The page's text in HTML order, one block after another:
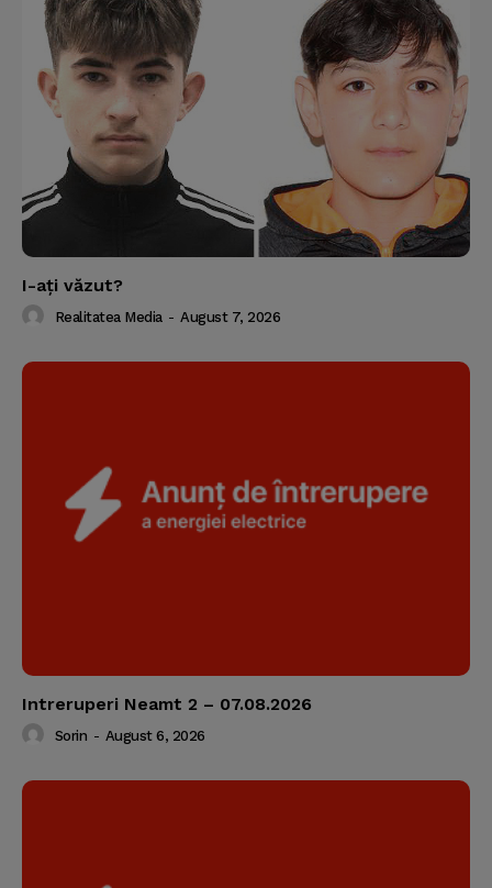
I-aţi văzut?
Realitatea Media - August 7, 2026
Intreruperi Neamt 2 – 07.08.2026
Sorin - August 6, 2026